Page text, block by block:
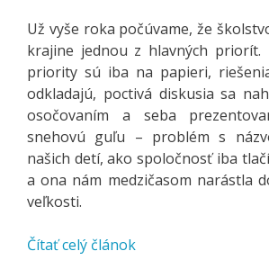
Už vyše roka počúvame, že
krajine jednou z hlavných priorít.
priority sú iba na papieri,
odkladajú, poctivá diskusia sa
osočovaním a seba
snehovú guľu – problém s
našich detí, ako spoločnosť iba
a ona nám medzičasom narástla
veľkosti.
Čítať celý článok